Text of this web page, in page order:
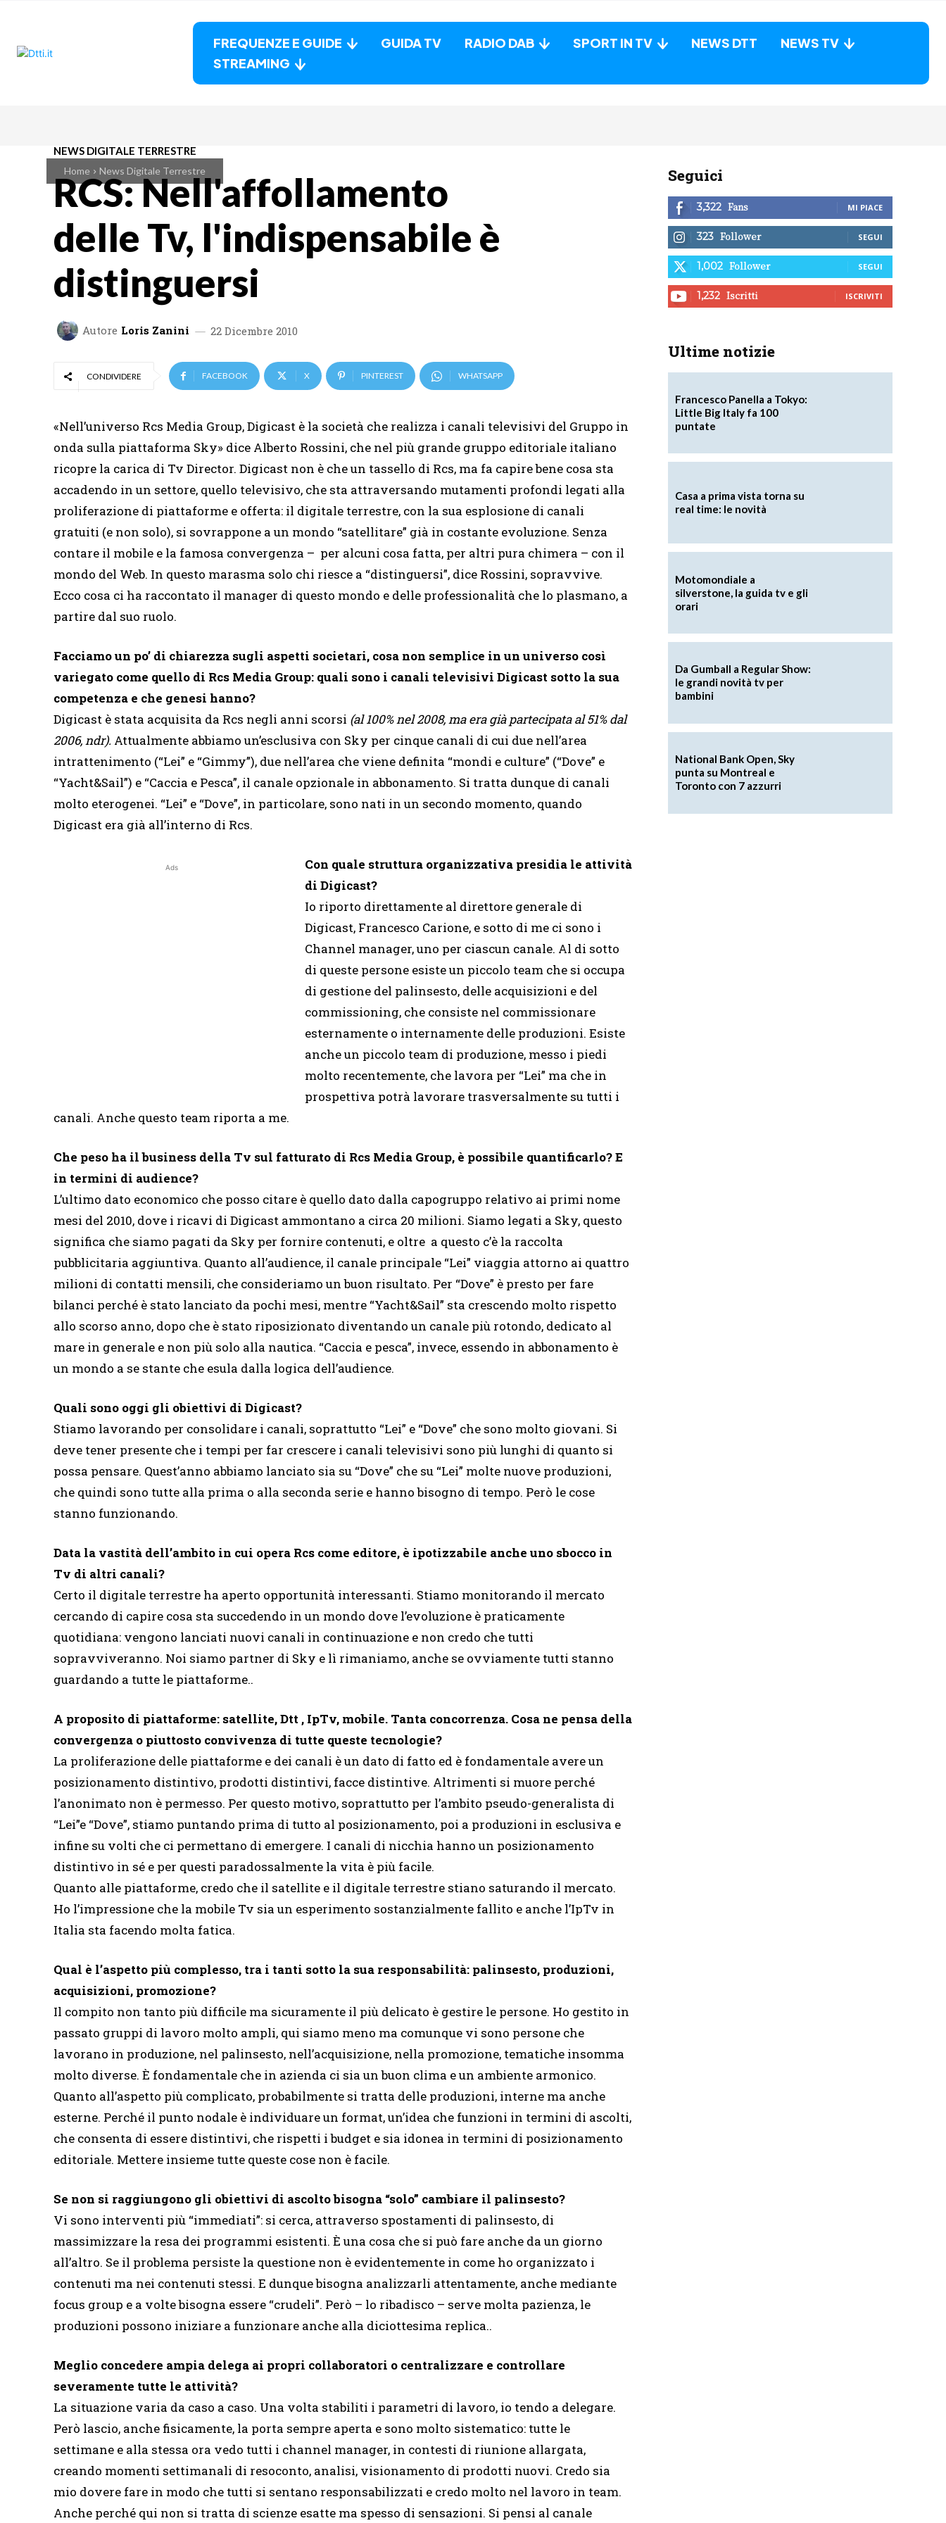
FREQUENZE E GUIDE GUIDA TV RADIO DAB SPORT IN TV NEWS DTT
NEWS TV
STREAMING
Home News Digitale Terrestre
NEWS DIGITALE TERRESTRE
RCS: Nell'affollamento
delle Tv, l'indispensabile è
distinguersi
Autore Loris Zanini 22 Dicembre 2010
CONDIVIDERE FACEBOOK X PINTEREST WHATSAPP
«Nell’universo Rcs Media Group, Digicast è la società che realizza i canali televisivi del Gruppo in
onda sulla piattaforma Sky» dice Alberto Rossini, che nel più grande gruppo editoriale italiano
ricopre la carica di Tv Director. Digicast non è che un tassello di Rcs, ma fa capire bene cosa sta
accadendo in un settore, quello televisivo, che sta attraversando mutamenti profondi legati alla
proliferazione di piattaforme e offerta: il digitale terrestre, con la sua esplosione di canali
gratuiti (e non solo), si sovrappone a un mondo “satellitare” già in costante evoluzione. Senza
contare il mobile e la famosa convergenza – per alcuni cosa fatta, per altri pura chimera – con il
mondo del Web. In questo marasma solo chi riesce a “distinguersi”, dice Rossini, sopravvive.
Ecco cosa ci ha raccontato il manager di questo mondo e delle professionalità che lo plasmano, a
partire dal suo ruolo.
Facciamo un po’ di chiarezza sugli aspetti societari, cosa non semplice in un universo così
variegato come quello di Rcs Media Group: quali sono i canali televisivi Digicast sotto la sua
competenza e che genesi hanno?
Digicast è stata acquisita da Rcs negli anni scorsi (al 100% nel 2008, ma era già partecipata al 51% dal
2006, ndr). Attualmente abbiamo un’esclusiva con Sky per cinque canali di cui due nell’area
intrattenimento (“Lei” e “Gimmy”), due nell’area che viene definita “mondi e culture” (“Dove” e
“Yacht&Sail”) e “Caccia e Pesca”, il canale opzionale in abbonamento. Si tratta dunque di canali
molto eterogenei. “Lei” e “Dove”, in particolare, sono nati in un secondo momento, quando
Digicast era già all’interno di Rcs.
Ads
Con quale struttura organizzativa presidia le attività
di Digicast?
Io riporto direttamente al direttore generale di
Digicast, Francesco Carione, e sotto di me ci sono i
Channel manager, uno per ciascun canale. Al di sotto
di queste persone esiste un piccolo team che si occupa
di gestione del palinsesto, delle acquisizioni e del
commissioning, che consiste nel commissionare
esternamente o internamente delle produzioni. Esiste
anche un piccolo team di produzione, messo i piedi
molto recentemente, che lavora per “Lei” ma che in
prospettiva potrà lavorare trasversalmente su tutti i
canali. Anche questo team riporta a me.
Che peso ha il business della Tv sul fatturato di Rcs Media Group, è possibile quantificarlo? E
in termini di audience?
L’ultimo dato economico che posso citare è quello dato dalla capogruppo relativo ai primi nome
mesi del 2010, dove i ricavi di Digicast ammontano a circa 20 milioni. Siamo legati a Sky, questo
significa che siamo pagati da Sky per fornire contenuti, e oltre a questo c’è la raccolta
pubblicitaria aggiuntiva. Quanto all’audience, il canale principale “Lei” viaggia attorno ai quattro
milioni di contatti mensili, che consideriamo un buon risultato. Per “Dove” è presto per fare
bilanci perché è stato lanciato da pochi mesi, mentre “Yacht&Sail” sta crescendo molto rispetto
allo scorso anno, dopo che è stato riposizionato diventando un canale più rotondo, dedicato al
mare in generale e non più solo alla nautica. “Caccia e pesca”, invece, essendo in abbonamento è
un mondo a se stante che esula dalla logica dell’audience.
Quali sono oggi gli obiettivi di Digicast?
Stiamo lavorando per consolidare i canali, soprattutto “Lei” e “Dove” che sono molto giovani. Si
deve tener presente che i tempi per far crescere i canali televisivi sono più lunghi di quanto si
possa pensare. Quest’anno abbiamo lanciato sia su “Dove” che su “Lei” molte nuove produzioni,
che quindi sono tutte alla prima o alla seconda serie e hanno bisogno di tempo. Però le cose
stanno funzionando.
Data la vastità dell’ambito in cui opera Rcs come editore, è ipotizzabile anche uno sbocco in
Tv di altri canali?
Certo il digitale terrestre ha aperto opportunità interessanti. Stiamo monitorando il mercato
cercando di capire cosa sta succedendo in un mondo dove l’evoluzione è praticamente
quotidiana: vengono lanciati nuovi canali in continuazione e non credo che tutti
sopravviveranno. Noi siamo partner di Sky e lì rimaniamo, anche se ovviamente tutti stanno
guardando a tutte le piattaforme..
A proposito di piattaforme: satellite, Dtt , IpTv, mobile. Tanta concorrenza. Cosa ne pensa della
convergenza o piuttosto convivenza di tutte queste tecnologie?
La proliferazione delle piattaforme e dei canali è un dato di fatto ed è fondamentale avere un
posizionamento distintivo, prodotti distintivi, facce distintive. Altrimenti si muore perché
l’anonimato non è permesso. Per questo motivo, soprattutto per l’ambito pseudo-generalista di
“Lei”e “Dove”, stiamo puntando prima di tutto al posizionamento, poi a produzioni in esclusiva e
infine su volti che ci permettano di emergere. I canali di nicchia hanno un posizionamento
distintivo in sé e per questi paradossalmente la vita è più facile.
Quanto alle piattaforme, credo che il satellite e il digitale terrestre stiano saturando il mercato.
Ho l’impressione che la mobile Tv sia un esperimento sostanzialmente fallito e anche l’IpTv in
Italia sta facendo molta fatica.
Qual è l’aspetto più complesso, tra i tanti sotto la sua responsabilità: palinsesto, produzioni,
acquisizioni, promozione?
Il compito non tanto più difficile ma sicuramente il più delicato è gestire le persone. Ho gestito in
passato gruppi di lavoro molto ampli, qui siamo meno ma comunque vi sono persone che
lavorano in produzione, nel palinsesto, nell’acquisizione, nella promozione, tematiche insomma
molto diverse. È fondamentale che in azienda ci sia un buon clima e un ambiente armonico.
Quanto all’aspetto più complicato, probabilmente si tratta delle produzioni, interne ma anche
esterne. Perché il punto nodale è individuare un format, un’idea che funzioni in termini di ascolti,
che consenta di essere distintivi, che rispetti i budget e sia idonea in termini di posizionamento
editoriale. Mettere insieme tutte queste cose non è facile.
Se non si raggiungono gli obiettivi di ascolto bisogna “solo” cambiare il palinsesto?
Vi sono interventi più “immediati”: si cerca, attraverso spostamenti di palinsesto, di
massimizzare la resa dei programmi esistenti. È una cosa che si può fare anche da un giorno
all’altro. Se il problema persiste la questione non è evidentemente in come ho organizzato i
contenuti ma nei contenuti stessi. E dunque bisogna analizzarli attentamente, anche mediante
focus group e a volte bisogna essere “crudeli”. Però – lo ribadisco – serve molta pazienza, le
produzioni possono iniziare a funzionare anche alla diciottesima replica..
Meglio concedere ampia delega ai propri collaboratori o centralizzare e controllare
severamente tutte le attività?
La situazione varia da caso a caso. Una volta stabiliti i parametri di lavoro, io tendo a delegare.
Però lascio, anche fisicamente, la porta sempre aperta e sono molto sistematico: tutte le
settimane e alla stessa ora vedo tutti i channel manager, in contesti di riunione allargata,
creando momenti settimanali di resoconto, analisi, visionamento di prodotti nuovi. Credo sia
mio dovere fare in modo che tutti si sentano responsabilizzati e credo molto nel lavoro in team.
Anche perché qui non si tratta di scienze esatte ma spesso di sensazioni. Si pensi al canale
Seguici
3,322 Fans MI PIACE
323 Follower SEGUI
1,002 Follower SEGUI
1,232 Iscritti ISCRIVITI
Ultime notizie
Francesco Panella a Tokyo:
Little Big Italy fa 100
puntate
Casa a prima vista torna su
real time: le novità
Motomondiale a
silverstone, la guida tv e gli
orari
Da Gumball a Regular Show:
le grandi novità tv per
bambini
National Bank Open, Sky
punta su Montreal e
Toronto con 7 azzurri